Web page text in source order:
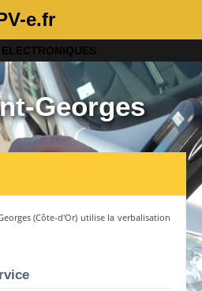
e.fr
ELECTRONIQUES
Georges
(Côte-d'Or) utilise la verbalisation